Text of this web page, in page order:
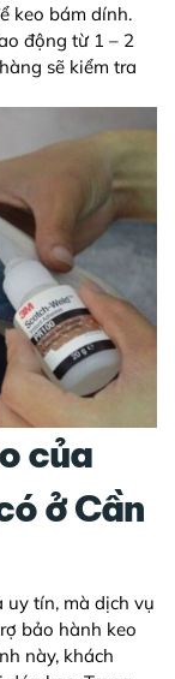
keo bám dính.
động từ 1 – 2
sẽ kiểm tra
của
ở Cần
uy tín, mà dịch vụ
bảo hành keo
này, khách